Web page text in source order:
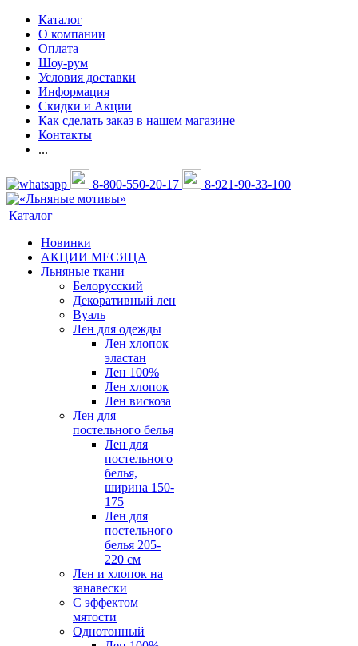
Каталог
О компании
Оплата
Шоу-рум
Условия доставки
Информация
Скидки и Акции
Как сделать заказ в нашем магазине
Контакты
...
8-800-550-20-17 8-921-90-33-100
Каталог
Новинки
АКЦИИ МЕСЯЦА
Льняные ткани
Белорусский
Декоративный лен
Вуаль
Лен для одежды
Лен хлопок
эластан
Лен 100%
Лен хлопок
Лен вискоза
Лен для
постельного белья
Лен для
постельного
белья,
ширина 150-
175
Лен для
постельного
белья 205-
220 см
Лен и хлопок на
занавески
С эффектом
мятости
Однотонный